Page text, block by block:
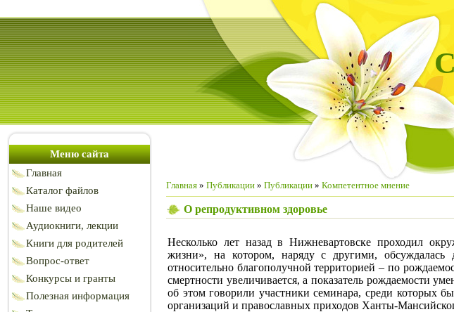
Меню сайта
Главная
Каталог файлов
Наше видео
Аудиокниги, лекции
Книги для родителей
Вопрос-ответ
Конкурсы и гранты
Полезная информация
Главная » Публикации » Публикации » Компетентное мнение
О репродуктивном здоровье
Несколько лет назад в Нижневартовске проходил
жизни», на котором, наряду с другими, обсуждалась
относительно благополучной территорией – по
смертности увеличивается, а показатель рождаемости
об этом говорили участники семинара, среди которых
организаций и православных приходов Ханты-